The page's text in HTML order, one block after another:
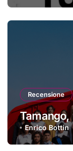
Recensione
Tamango,
Enrico Bottin